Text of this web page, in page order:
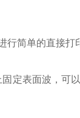
简单的直接打
定表面波，可